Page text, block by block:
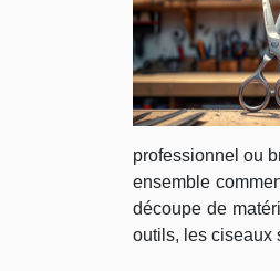
professionnel ou
ensemble
découpe de
outils, les ciseaux